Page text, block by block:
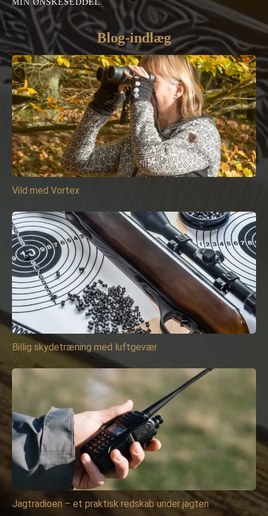
MIN ØNSKESEDDEL
Blog-indlæg
Vild med Vortex
Billig skydetræning med luftgevær
Jagtradioen – et praktisk redskab under jagten